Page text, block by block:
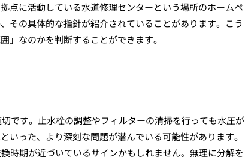
点に活動している水道修理センターという場所のホームペ
その具体的な指針が紹介されていることがあります。こう
」なのかを判断することができます。
です。止水栓の調整やフィルターの清掃を行っても水圧が
った、より深刻な問題が潜んでいる可能性があります。
時期が近づいているサインかもしれません。無理に分解を